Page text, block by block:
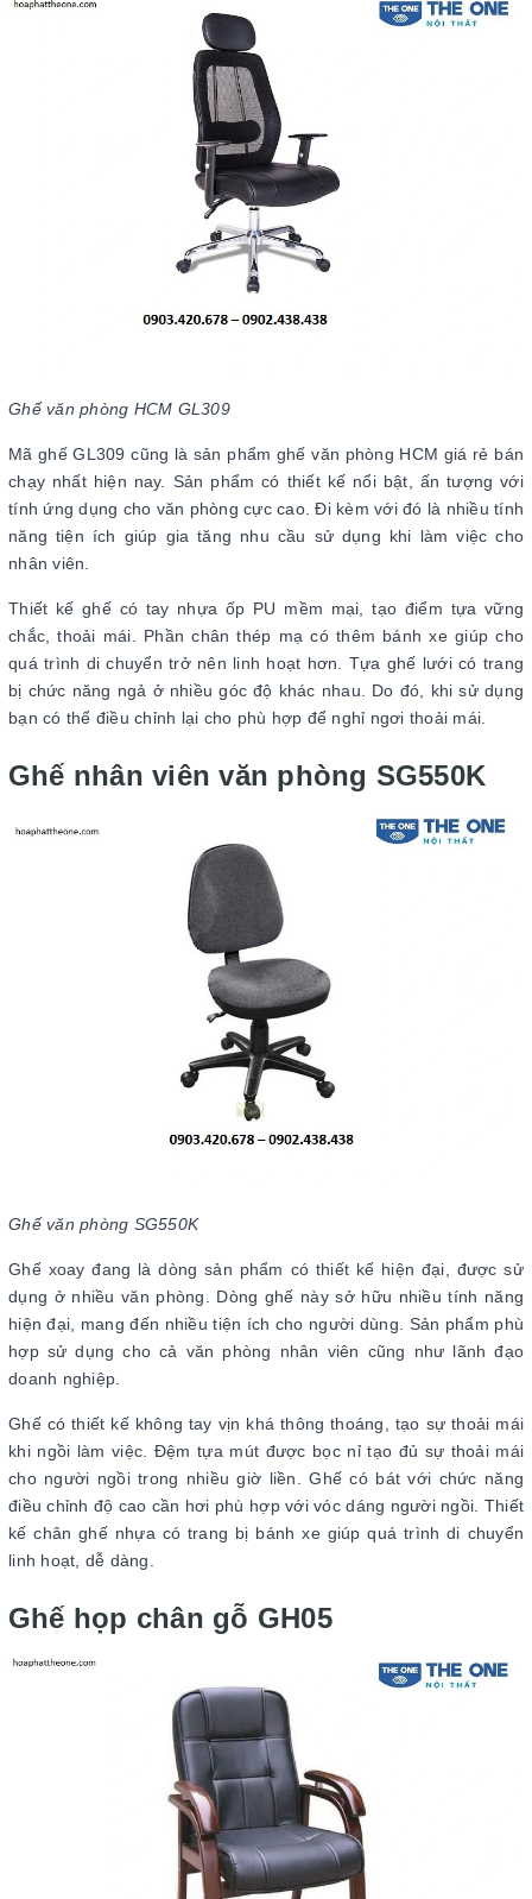
Ghế văn phòng HCM GL309
Mã ghế GL309 cũng là sản phẩm ghế văn phòng HCM giá rẻ bán
chạy nhất hiện nay. Sản phẩm có thiết kế nổi bật, ấn tượng với
tính ứng dụng cho văn phòng cực cao. Đi kèm với đó là nhiều tính
năng tiện ích giúp gia tăng nhu cầu sử dụng khi làm việc cho
nhân viên.
Thiết kế ghế có tay nhựa ốp PU mềm mại, tạo điểm tựa vững
chắc, thoải mái. Phần chân thép mạ có thêm bánh xe giúp cho
quá trình di chuyển trở nên linh hoạt hơn. Tựa ghế lưới có trang
bị chức năng ngả ở nhiều góc độ khác nhau. Do đó, khi sử dụng
bạn có thể điều chỉnh lại cho phù hợp để nghỉ ngơi thoải mái.
Ghế nhân viên văn phòng SG550K
Ghế văn phòng SG550K
Ghế xoay đang là dòng sản phẩm có thiết kế hiện đại, được sử
dụng ở nhiều văn phòng. Dòng ghế này sở hữu nhiều tính năng
hiện đại, mang đến nhiều tiện ích cho người dùng. Sản phẩm phù
hợp sử dụng cho cả văn phòng nhân viên cũng như lãnh đạo
doanh nghiệp.
Ghế có thiết kế không tay vịn khá thông thoáng, tạo sự thoải mái
khi ngồi làm việc. Đệm tựa mút được bọc nỉ tạo đủ sự thoải mái
cho người ngồi trong nhiều giờ liền. Ghế có bát với chức năng
điều chỉnh độ cao cần hơi phù hợp với vóc dáng người ngồi. Thiết
kế chân ghế nhựa có trang bị bánh xe giúp quá trình di chuyển
linh hoạt, dễ dàng.
Ghế họp chân gỗ GH05